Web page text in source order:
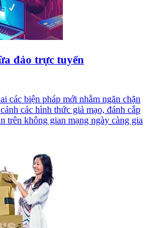
đảo trực tuyến
các biện pháp mới nhằm ngăn chặn
các hình thức giả mạo, đánh cắp
trên không gian mạng ngày càng gia